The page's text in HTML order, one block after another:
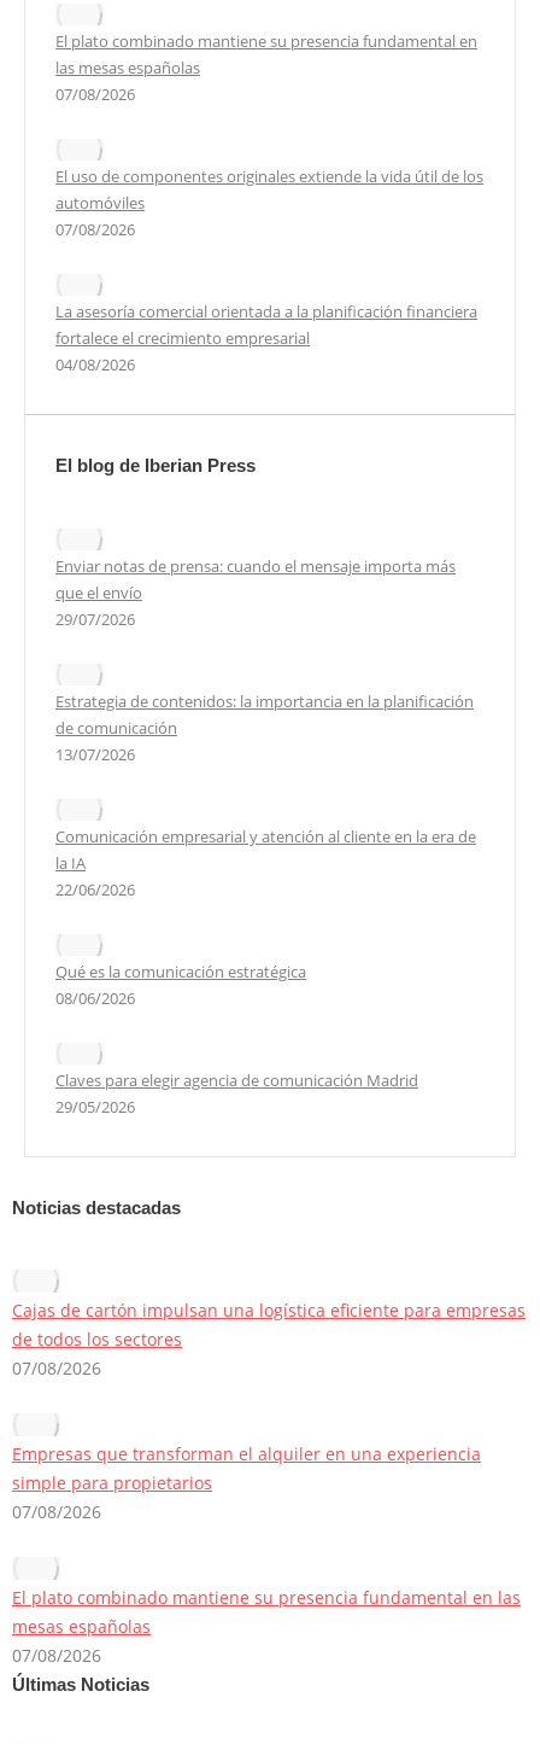
El plato combinado mantiene su presencia fundamental en
las mesas españolas
07/08/2026
El uso de componentes originales extiende la vida útil de los
automóviles
07/08/2026
La asesoría comercial orientada a la planificación financiera
fortalece el crecimiento empresarial
04/08/2026
El blog de Iberian Press
Enviar notas de prensa: cuando el mensaje importa más
que el envío
29/07/2026
Estrategia de contenidos: la importancia en la planificación
de comunicación
13/07/2026
Comunicación empresarial y atención al cliente en la era de
la IA
22/06/2026
Qué es la comunicación estratégica
08/06/2026
Claves para elegir agencia de comunicación Madrid
29/05/2026
Noticias destacadas
Cajas de cartón impulsan una logística eficiente para empresas
de todos los sectores
07/08/2026
Empresas que transforman el alquiler en una experiencia
simple para propietarios
07/08/2026
El plato combinado mantiene su presencia fundamental en las
mesas españolas
07/08/2026
Últimas Noticias